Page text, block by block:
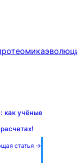
как учёные
статья →